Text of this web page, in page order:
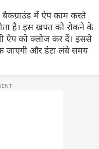
बैकग्राउंड में ऐप काम करते
है। इस खपत को रोकने के
ऐप को क्लोज कर दें। इससे
जाएगी और डेटा लंबे समय